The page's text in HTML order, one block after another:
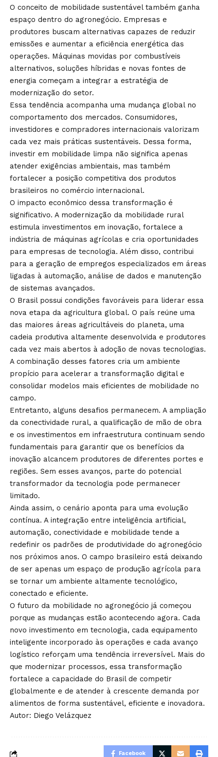
O conceito de mobilidade sustentável também ganha
espaço dentro do agronegócio. Empresas e
produtores buscam alternativas capazes de reduzir
emissões e aumentar a eficiência energética das
operações. Máquinas movidas por combustíveis
alternativos, soluções híbridas e novas fontes de
energia começam a integrar a estratégia de
modernização do setor.
Essa tendência acompanha uma mudança global no
comportamento dos mercados. Consumidores,
investidores e compradores internacionais valorizam
cada vez mais práticas sustentáveis. Dessa forma,
investir em mobilidade limpa não significa apenas
atender exigências ambientais, mas também
fortalecer a posição competitiva dos produtos
brasileiros no comércio internacional.
O impacto econômico dessa transformação é
significativo. A modernização da mobilidade rural
estimula investimentos em inovação, fortalece a
indústria de máquinas agrícolas e cria oportunidades
para empresas de tecnologia. Além disso, contribui
para a geração de empregos especializados em áreas
ligadas à automação, análise de dados e manutenção
de sistemas avançados.
O Brasil possui condições favoráveis para liderar essa
nova etapa da agricultura global. O país reúne uma
das maiores áreas agricultáveis do planeta, uma
cadeia produtiva altamente desenvolvida e produtores
cada vez mais abertos à adoção de novas tecnologias.
A combinação desses fatores cria um ambiente
propício para acelerar a transformação digital e
consolidar modelos mais eficientes de mobilidade no
campo.
Entretanto, alguns desafios permanecem. A ampliação
da conectividade rural, a qualificação de mão de obra
e os investimentos em infraestrutura continuam sendo
fundamentais para garantir que os benefícios da
inovação alcancem produtores de diferentes portes e
regiões. Sem esses avanços, parte do potencial
transformador da tecnologia pode permanecer
limitado.
Ainda assim, o cenário aponta para uma evolução
contínua. A integração entre inteligência artificial,
automação, conectividade e mobilidade tende a
redefinir os padrões de produtividade do agronegócio
nos próximos anos. O campo brasileiro está deixando
de ser apenas um espaço de produção agrícola para
se tornar um ambiente altamente tecnológico,
conectado e eficiente.
O futuro da mobilidade no agronegócio já começou
porque as mudanças estão acontecendo agora. Cada
novo investimento em tecnologia, cada equipamento
inteligente incorporado às operações e cada avanço
logístico reforçam uma tendência irreversível. Mais do
que modernizar processos, essa transformação
fortalece a capacidade do Brasil de competir
globalmente e de atender à crescente demanda por
alimentos de forma sustentável, eficiente e inovadora.
Autor: Diego Velázquez
Facebook